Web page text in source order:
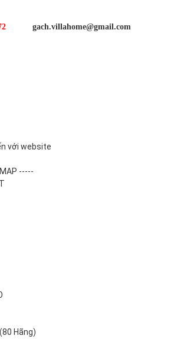
gach.villahome@gmail.com
với website
-----
Hãng)